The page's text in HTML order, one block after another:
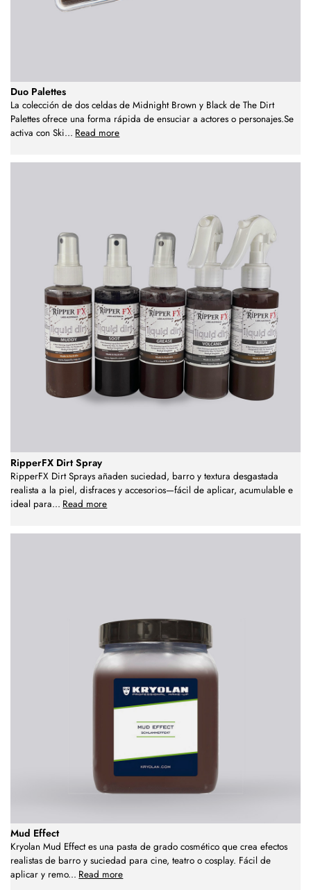
Duo Palettes
La colección de dos celdas de Midnight Brown y Black de The Dirt
Palettes ofrece una forma rápida de ensuciar a actores o personajes.Se
activa con Ski... Read more
RipperFX Dirt Spray
RipperFX Dirt Sprays añaden suciedad, barro y textura desgastada
realista a la piel, disfraces y accesorios—fácil de aplicar, acumulable e
ideal para... Read more
Mud Effect
Kryolan Mud Effect es una pasta de grado cosmético que crea efectos
realistas de barro y suciedad para cine, teatro o cosplay. Fácil de
aplicar y remo... Read more